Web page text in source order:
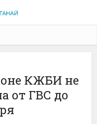
КЖБИ не
от ГВС до